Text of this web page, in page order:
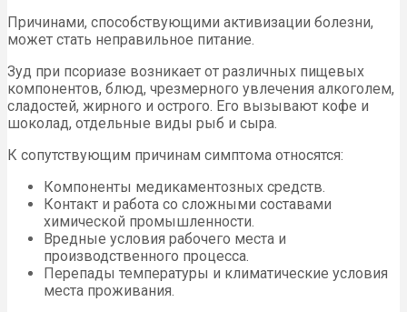
Причинами, способствующими активизации болезни,
может стать неправильное питание.
Зуд при псориазе возникает от различных пищевых
компонентов, блюд, чрезмерного увлечения алкоголем,
сладостей, жирного и острого. Его вызывают кофе и
шоколад, отдельные виды рыб и сыра.
К сопутствующим причинам симптома относятся:
Компоненты медикаментозных средств.
Контакт и работа со сложными составами
химической промышленности.
Вредные условия рабочего места и
производственного процесса.
Перепады температуры и климатические условия
места проживания.